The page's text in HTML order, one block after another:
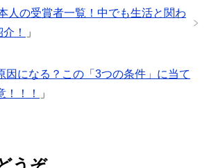
人の受賞者一覧！中でも生活と関わ
！
」
因になる？この「3つの条件」に当て
！！！
」